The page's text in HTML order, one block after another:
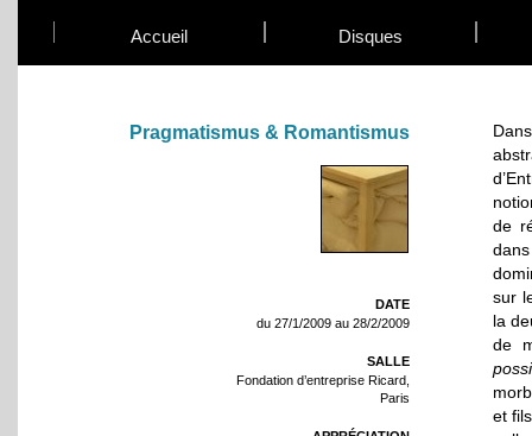
Accueil Disques
Pragmatismus & Romantismus
DATE
du 27/1/2009 au 28/2/2009
SALLE
Fondation d’entreprise Ricard,
Paris
de
sur
la
de
et